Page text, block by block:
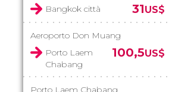
Bangkok città
31US$
Aeroporto Don Muang
Porto Laem
Chabang
100,5US$
Porto Laem Chabang